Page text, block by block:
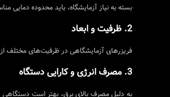
بسته به نیاز آزمایشگاه، باید محدوده دمایی
2. ظرفیت و ابعاد
فریزرهای آزمایشگاهی در ظرفیت‌های مختلف از
3. مصرف انرژی و کارایی دستگاه
به دلیل مصرف بالای برق، بهتر است دستگاهی